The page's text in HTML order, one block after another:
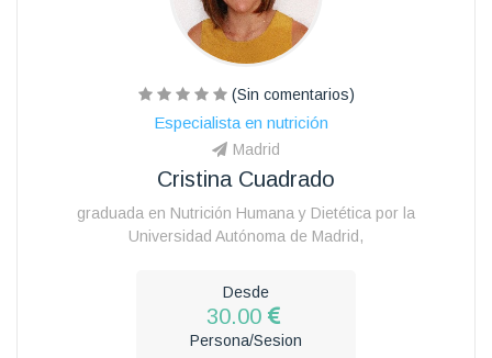
(Sin comentarios)
Especialista en nutrición
Madrid
Cristina Cuadrado
graduada en Nutrición Humana y Dietética por la
Universidad Autónoma de Madrid,
Desde
30.00
Persona/Sesion